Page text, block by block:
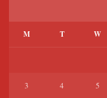
M T W
3 4 5